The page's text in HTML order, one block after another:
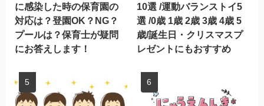
に感染した時の保育園の
対応は？登園OK？NG？
プールは？保育士が疑問
にお答えします！
10選 /運動バランストイ5
選 /0歳 1歳 2歳 3歳 4歳 5
歳/誕生日・クリスマスプ
レゼントにもおすすめ